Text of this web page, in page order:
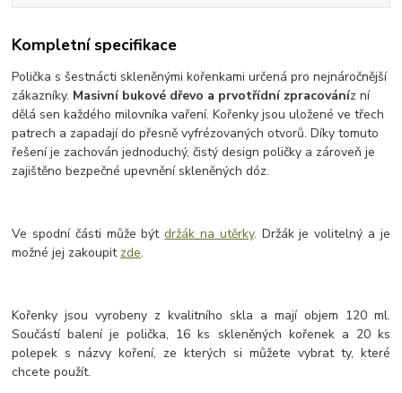
Kompletní specifikace
Polička s šestnácti skleněnými kořenkami určená pro nejnáročnější
zákazníky. Masivní bukové dřevo a prvotřídní zpracováníz ní
dělá sen každého milovníka vaření. Kořenky jsou uložené ve třech
patrech a zapadají do přesně vyfrézovaných otvorů. Díky tomuto
řešení je zachován jednoduchý, čistý design poličky a zároveň je
zajištěno bezpečné upevnění skleněných dóz.
Ve spodní části může býtdržák na utěrky. Držák je volitelný a je
možné jej zakoupit zde.
Kořenky jsou vyrobeny z kvalitního skla a mají objem 120 ml.
Součástí balení je polička, 16 ks skleněných kořenek a 20 ks
polepek s názvy koření, ze kterých si můžete vybrat ty, které
chcete použít.